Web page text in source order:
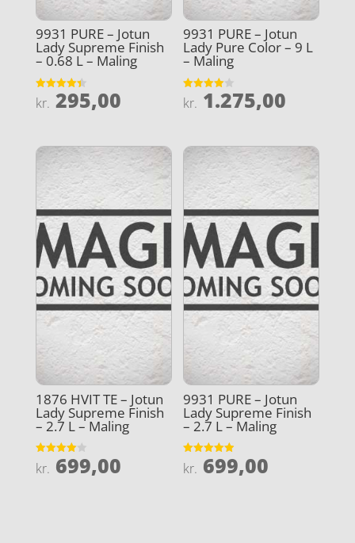
9931 PURE – Jotun
Lady Supreme Finish
– 0.68 L – Maling
Vurderet
4.4
kr. 295,00
9931 PURE – Jotun
Lady Pure Color – 9 L
– Maling
Vurderet
4
kr. 1.275,00
1876 HVIT TE – Jotun
Lady Supreme Finish
– 2.7 L – Maling
Vurderet
4
kr. 699,00
9931 PURE – Jotun
Lady Supreme Finish
– 2.7 L – Maling
Vurderet
4.9
kr. 699,00